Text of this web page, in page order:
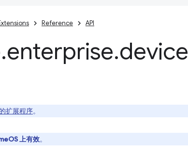
Reference API
.enterprise.device
扩展程序。
上有效。